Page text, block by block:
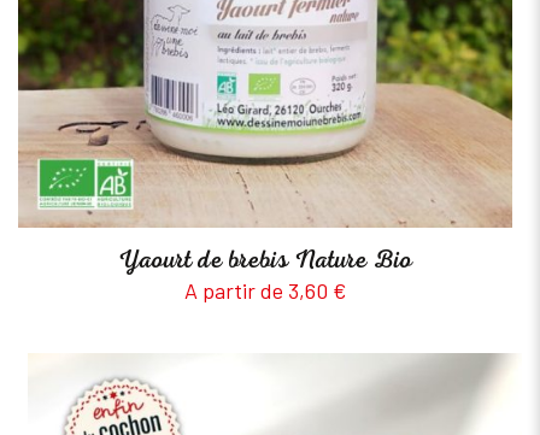
Yaourt de brebis Nature Bio
A partir de 3,60 €